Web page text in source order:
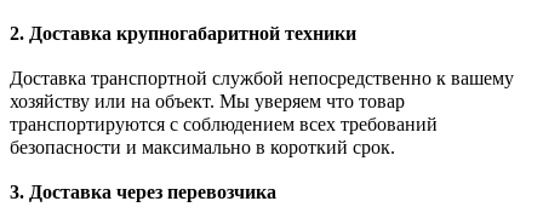
2. Доставка крупногабаритной техники
Доставка транспортной службой непосредственно к вашему
хозяйству или на объект. Мы уверяем что товар
транспортируются с соблюдением всех требований
безопасности и максимально в короткий срок.
3. Доставка через перевозчика